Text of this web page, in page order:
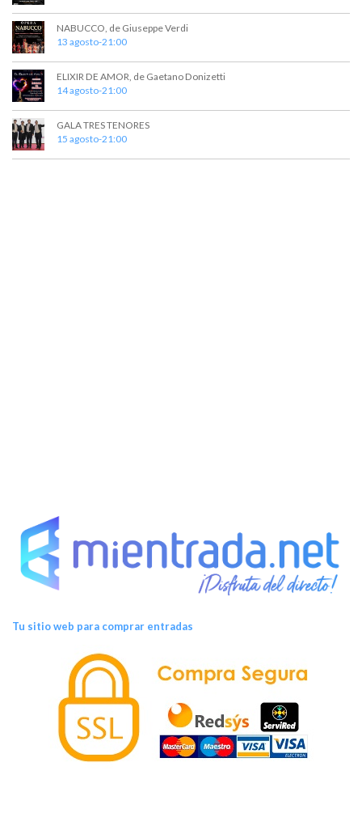
NABUCCO, de Giuseppe Verdi
13 agosto-21:00
ELIXIR DE AMOR, de Gaetano Donizetti
14 agosto-21:00
GALA TRES TENORES
15 agosto-21:00
Tu sitio web para comprar entradas